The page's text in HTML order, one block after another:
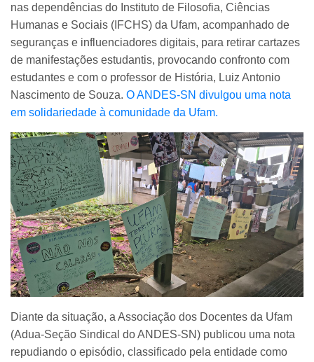
nas dependências do Instituto de Filosofia, Ciências
Humanas e Sociais (IFCHS) da Ufam, acompanhado de
seguranças e influenciadores digitais, para retirar cartazes
de manifestações estudantis, provocando confronto com
estudantes e com o professor de História, Luiz Antonio
Nascimento de Souza. O ANDES-SN divulgou uma nota
em solidariedade à comunidade da Ufam.
Diante da situação, a Associação dos Docentes da Ufam
(Adua-Seção Sindical do ANDES-SN) publicou uma nota
repudiando o episódio, classificado pela entidade como